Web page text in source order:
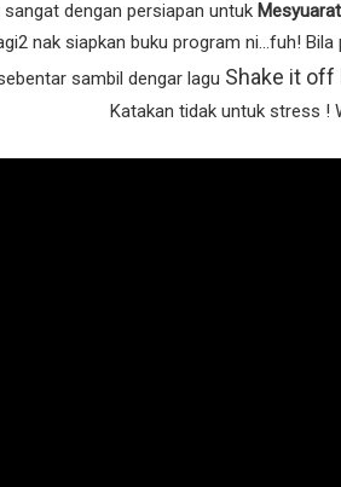
dengan persiapan untuk
nak siapkan buku program ni...fuh!
sambil dengar lagu Shake it off
Katakan tidak untuk stress !